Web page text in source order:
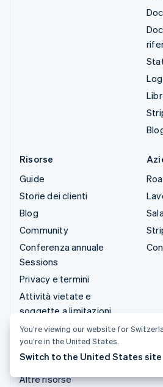
Risorse
Guide
Storie dei clienti
Blog
Community
Conferenza annuale
Sessions
Privacy e termini
Attività vietate e
soggette a limitazioni
Licenze
Mappa del sito
Impostazioni per i cookie
Altre risorse
You’re viewing our website for
you’re in the United States.
Switch to the United States site